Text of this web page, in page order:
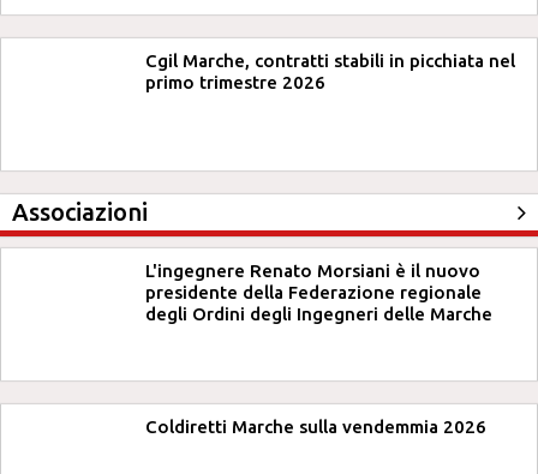
Cgil Marche, contratti stabili in picchiata nel
primo trimestre 2026
Associazioni
L'ingegnere Renato Morsiani è il nuovo
presidente della Federazione regionale
degli Ordini degli Ingegneri delle Marche
Coldiretti Marche sulla vendemmia 2026